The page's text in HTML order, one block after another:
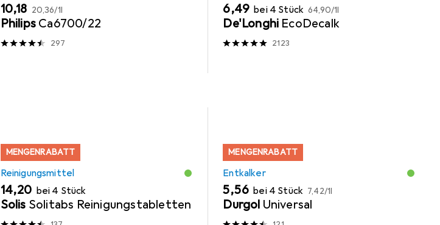
EUR
10,18 EUR
20,36/1l
Philips Ca6700/22
297
EUR
6,49 bei 4 Stück EUR
64,90/1l
De'Longhi EcoDecalk
2123
MENGENRABATT
Reinigungsmittel
EUR
14,20 bei 4 Stück
Solis Solitabs Reinigungstabletten
MENGENRABATT
Entkalker
EUR
5,56 bei 4 Stück EUR
7,42/1l
Durgol Universal